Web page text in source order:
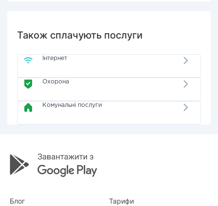
Також сплачують послуги
Інтернет
Охорона
Комунальні послуги
Блог Тарифи